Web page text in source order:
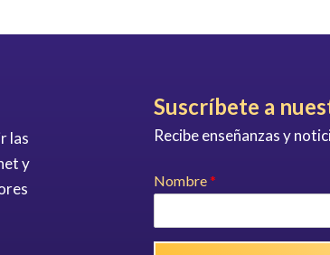
las
y
Suscríbete a
Recibe enseñanzas y
Nombre*